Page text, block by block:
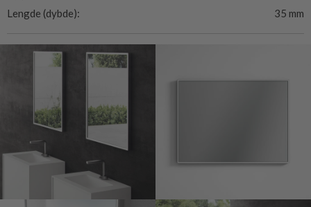
Lengde (dybde):
35 mm